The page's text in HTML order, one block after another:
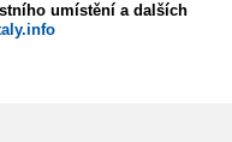
umístění a dalších